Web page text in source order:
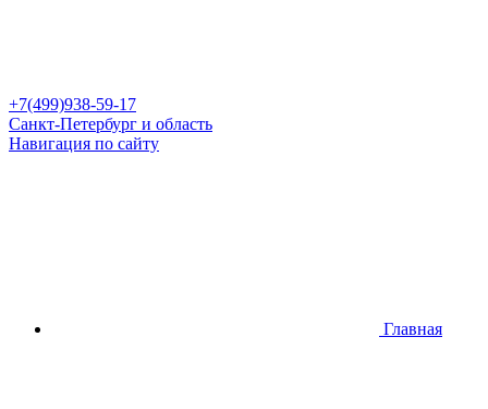
+7(499)938-59-17
Санкт-Петербург и область
Навигация по сайту
Главная